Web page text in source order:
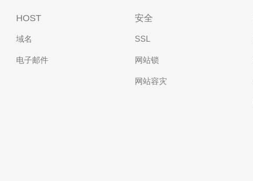
HOST
域名
电子邮件
安全
SSL
网站锁
网站容灾